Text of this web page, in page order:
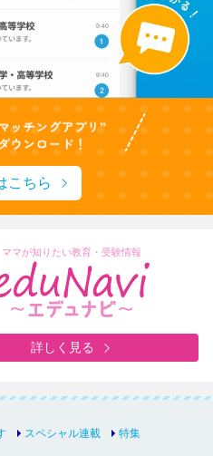
こちら
ママが知りたい教育・受験情報
詳しく見る
スペシャル連載 特集